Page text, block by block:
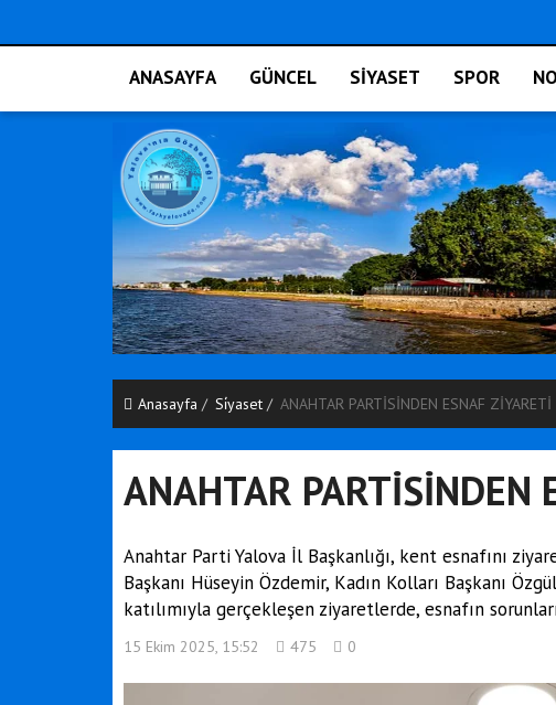
ANASAYFA GÜNCEL SİYASET SPOR
Anasayfa Si̇yaset ANAHTAR PARTİSİNDEN ESNAF ZİYARETİ
ANAHTAR PARTİSİNDEN
Anahtar Parti Yalova İl Başkanlığı, kent esnafını
Başkanı Hüseyin Özdemir, Kadın Kolları Başkanı
katılımıyla gerçekleşen ziyaretlerde, esnafın
15 Ekim 2025, 15:52 475 0